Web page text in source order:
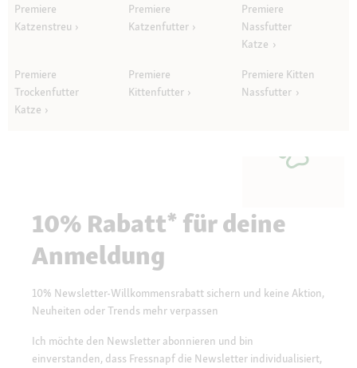
Premiere
Katzenstreu
Premiere
Katzenfutter
Premiere
Nassfutter
Katze
Premiere
Trockenfutter
Katze
Premiere
Kittenfutter
Premiere Kitten
Nassfutter
10% Rabatt* für deine
Anmeldung
10% Newsletter-Willkommensrabatt sichern und keine Aktion,
Neuheiten oder Trends mehr verpassen
Ich möchte den Newsletter abonnieren und bin
einverstanden, dass Fressnapf die Newsletter individualisiert,